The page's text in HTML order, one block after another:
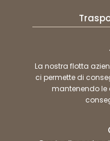
La nostra flotta
ci permette di
mantenendo le